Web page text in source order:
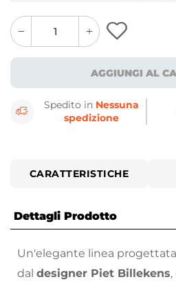
quantity
button
quantity
minus
button
AGGIUNGI AL
Spedito in Nessuna
spedizione
CARATTERISTICHE
Dettagli Prodotto
Un'elegante linea
dal designer Piet Billekens,